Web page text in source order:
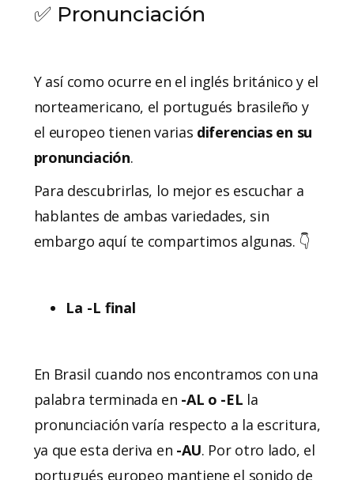
✅ Pronunciación
Y así como ocurre en el inglés británico y el
norteamericano, el portugués brasileño y
el europeo tienen varias diferencias en su
pronunciación.
Para descubrirlas, lo mejor es escuchar a
hablantes de ambas variedades, sin
embargo aquí te compartimos algunas. 👇
La -L final
En Brasil cuando nos encontramos con una
palabra terminada en -AL o -EL la
pronunciación varía respecto a la escritura,
ya que esta deriva en -AU. Por otro lado, el
portugués europeo mantiene el sonido de